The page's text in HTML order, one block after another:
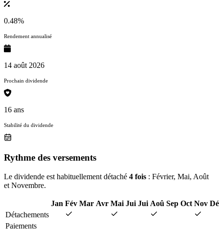
0.48%
Rendement annualisé
14 août 2026
Prochain dividende
16 ans
Stabilité du dividende
Rythme des versements
Le dividende est habituellement détaché 4 fois : Février, Mai, Août
et Novembre.
Jan Fév Mar Avr Mai Jui Jui Aoû Sep Oct Nov
Détachements
Paiements